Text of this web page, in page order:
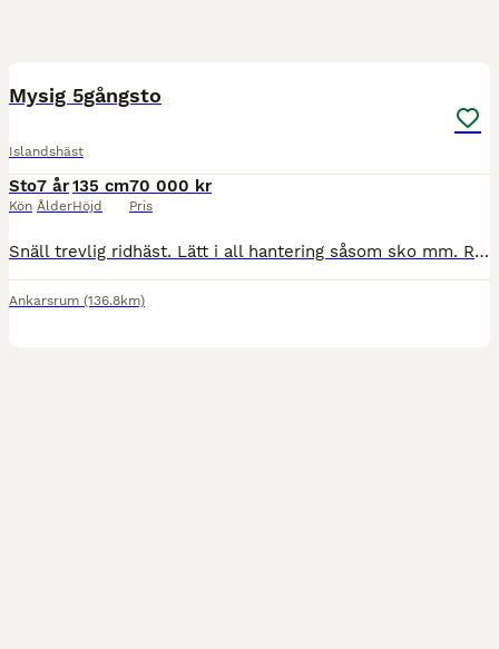
Mysig 5gångsto
Islandshäst
Sto
Kön
7 år
Ålder
135 cm
Höjd
70 000 kr
Pris
Snäll trevlig ridhäst. Lätt i all hantering såsom sko mm. Ridits av ungdom. Silversvart skäck med stor stj. (Lånas ej ut)
Ankarsrum (136.8km)